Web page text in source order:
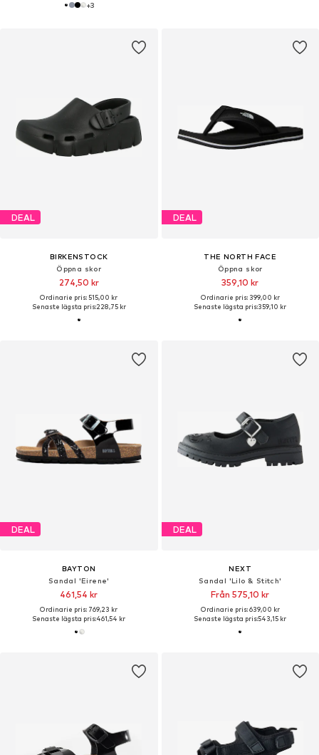
+3
DEAL
BIRKENSTOCK
Öppna skor
274,50 kr
Ordinarie pris: 515,00 kr
Senaste lägsta pris:228,75 kr
DEAL
THE NORTH FACE
Öppna skor
359,10 kr
Ordinarie pris: 399,00 kr
Senaste lägsta pris:359,10 kr
DEAL
BAYTON
Sandal 'Eirene'
461,54 kr
Ordinarie pris: 769,23 kr
Senaste lägsta pris:461,54 kr
DEAL
NEXT
Sandal 'Lilo & Stitch'
Från 575,10 kr
Ordinarie pris: 639,00 kr
Senaste lägsta pris:543,15 kr